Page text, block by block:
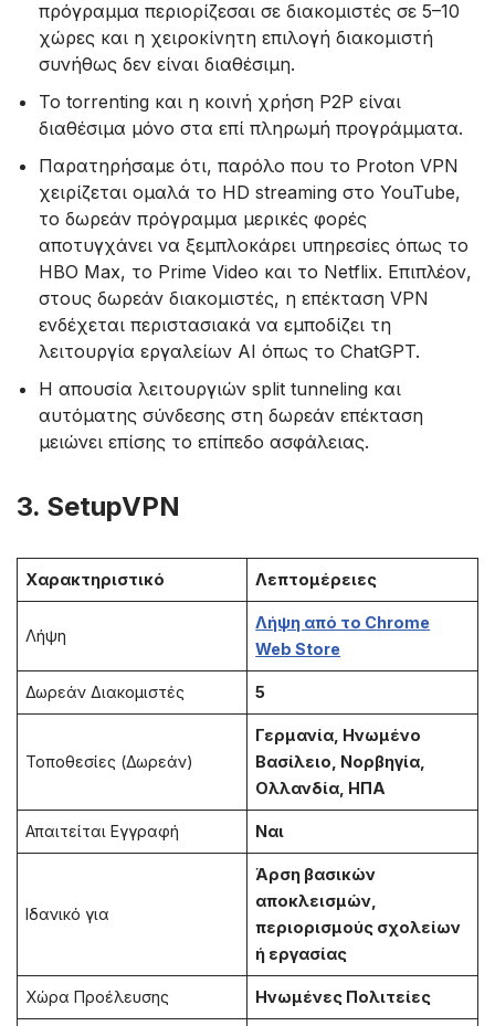
πρόγραμμα περιορίζεσαι σε διακομιστές σε 5–10
χώρες και η χειροκίνητη επιλογή διακομιστή
συνήθως δεν είναι διαθέσιμη.
Το torrenting και η κοινή χρήση P2P είναι
διαθέσιμα μόνο στα επί πληρωμή προγράμματα.
Παρατηρήσαμε ότι, παρόλο που το Proton VPN
χειρίζεται ομαλά το HD streaming στο YouTube,
το δωρεάν πρόγραμμα μερικές φορές
αποτυγχάνει να ξεμπλοκάρει υπηρεσίες όπως το
HBO Max, το Prime Video και το Netflix. Επιπλέον,
στους δωρεάν διακομιστές, η επέκταση VPN
ενδέχεται περιστασιακά να εμποδίζει τη
λειτουργία εργαλείων AI όπως το ChatGPT.
Η απουσία λειτουργιών split tunneling και
αυτόματης σύνδεσης στη δωρεάν επέκταση
μειώνει επίσης το επίπεδο ασφάλειας.
3. SetupVPN
Χαρακτηριστικό Λεπτομέρειες
Λήψη
Λήψη από το Chrome
Web Store
Δωρεάν Διακομιστές 5
Τοποθεσίες (Δωρεάν)
Γερμανία, Ηνωμένο
Βασίλειο, Νορβηγία,
Ολλανδία, ΗΠΑ
Απαιτείται Εγγραφή Ναι
Ιδανικό για
Άρση βασικών
αποκλεισμών,
περιορισμούς σχολείων
ή εργασίας
Χώρα Προέλευσης Ηνωμένες Πολιτείες